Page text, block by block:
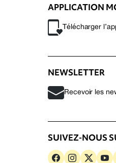
APPLICATION
Télécharger
NEWSLETTER
Recevoir les
SUIVEZ-NOUS